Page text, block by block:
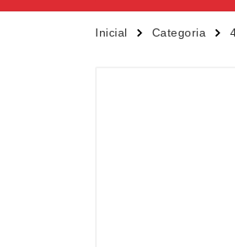
Acessórios p/
Inicial Categoria